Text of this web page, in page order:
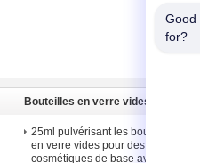
Bouteilles en verre vides
25ml pulvérisant les bouteilles
en verre vides pour des
cosmétiques de base avec la
Good
for?